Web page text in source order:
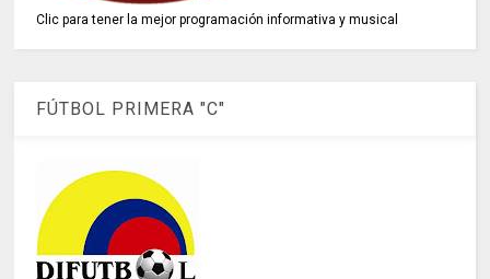
Clic para tener la mejor programación informativa y musical
FÚTBOL PRIMERA "C"